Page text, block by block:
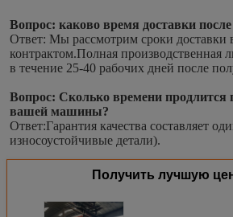
Вопрос: каково время доставки
Ответ: Мы рассмотрим сроки доставки
контрактом.Полная производственная
в течение 25-40 рабочих дней после
Вопрос: Сколько времени продлится
вашей машины?
Ответ:Гарантия качества составляет
износоустойчивые детали).
Получить лучшую